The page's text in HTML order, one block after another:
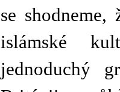
se shodneme,
islámské
jednoduchý